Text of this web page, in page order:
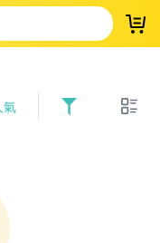
登
氣